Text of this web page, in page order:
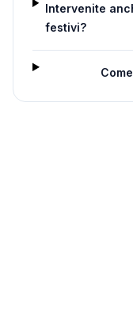
Intervenite
festivi?